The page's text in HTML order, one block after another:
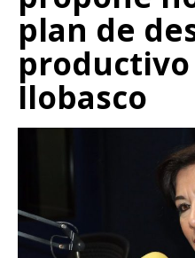
plan de
productivo
Ilobasco